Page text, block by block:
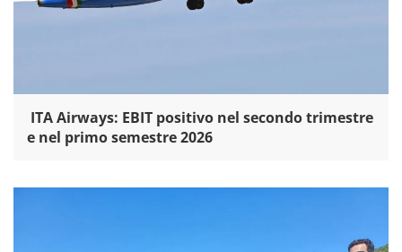
ITA Airways: EBIT positivo nel secondo trimestre
e nel primo semestre 2026